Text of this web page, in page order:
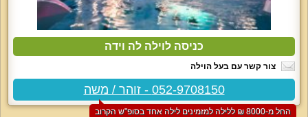
כניסה לוילה לה וידה
צור קשר עם בעל הוילה
052-9708150 - זוהר / משה
החל מ-‏8000 ₪ ללילה למזמינים לילה אחד בסופ"ש הקרוב